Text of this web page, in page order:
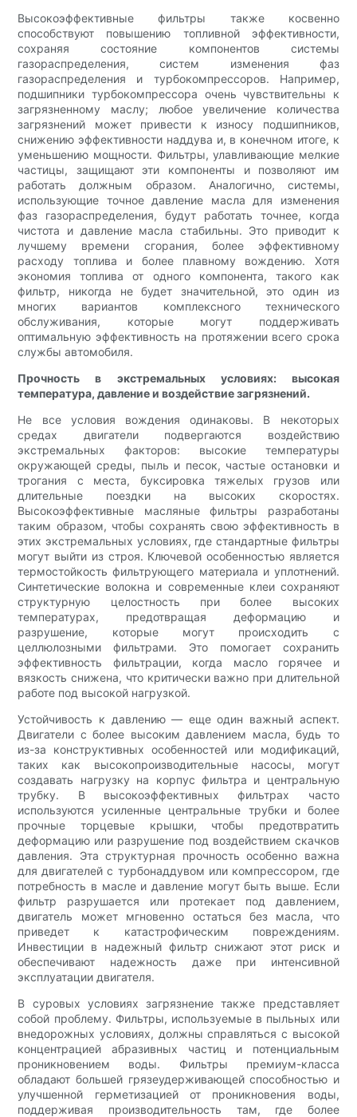
Высокоэффективные фильтры также косвенно
способствуют повышению топливной эффективности,
сохраняя состояние компонентов системы
газораспределения, систем изменения фаз
газораспределения и турбокомпрессоров. Например,
подшипники турбокомпрессора очень чувствительны к
загрязненному маслу; любое увеличение количества
загрязнений может привести к износу подшипников,
снижению эффективности наддува и, в конечном итоге, к
уменьшению мощности. Фильтры, улавливающие мелкие
частицы, защищают эти компоненты и позволяют им
работать должным образом. Аналогично, системы,
использующие точное давление масла для изменения
фаз газораспределения, будут работать точнее, когда
чистота и давление масла стабильны. Это приводит к
лучшему времени сгорания, более эффективному
расходу топлива и более плавному вождению. Хотя
экономия топлива от одного компонента, такого как
фильтр, никогда не будет значительной, это один из
многих вариантов комплексного технического
обслуживания, которые могут поддерживать
оптимальную эффективность на протяжении всего срока
службы автомобиля.
Прочность в экстремальных условиях: высокая
температура, давление и воздействие загрязнений.
Не все условия вождения одинаковы. В некоторых
средах двигатели подвергаются воздействию
экстремальных факторов: высокие температуры
окружающей среды, пыль и песок, частые остановки и
трогания с места, буксировка тяжелых грузов или
длительные поездки на высоких скоростях.
Высокоэффективные масляные фильтры разработаны
таким образом, чтобы сохранять свою эффективность в
этих экстремальных условиях, где стандартные фильтры
могут выйти из строя. Ключевой особенностью является
термостойкость фильтрующего материала и уплотнений.
Синтетические волокна и современные клеи сохраняют
структурную целостность при более высоких
температурах, предотвращая деформацию и
разрушение, которые могут происходить с
целлюлозными фильтрами. Это помогает сохранить
эффективность фильтрации, когда масло горячее и
вязкость снижена, что критически важно при длительной
работе под высокой нагрузкой.
Устойчивость к давлению — еще один важный аспект.
Двигатели с более высоким давлением масла, будь то
из-за конструктивных особенностей или модификаций,
таких как высокопроизводительные насосы, могут
создавать нагрузку на корпус фильтра и центральную
трубку. В высокоэффективных фильтрах часто
используются усиленные центральные трубки и более
прочные торцевые крышки, чтобы предотвратить
деформацию или разрушение под воздействием скачков
давления. Эта структурная прочность особенно важна
для двигателей с турбонаддувом или компрессором, где
потребность в масле и давление могут быть выше. Если
фильтр разрушается или протекает под давлением,
двигатель может мгновенно остаться без масла, что
приведет к катастрофическим повреждениям.
Инвестиции в надежный фильтр снижают этот риск и
обеспечивают надежность даже при интенсивной
эксплуатации двигателя.
В суровых условиях загрязнение также представляет
собой проблему. Фильтры, используемые в пыльных или
внедорожных условиях, должны справляться с высокой
концентрацией абразивных частиц и потенциальным
проникновением воды. Фильтры премиум-класса
обладают большей грязеудерживающей способностью и
улучшенной герметизацией от проникновения воды,
поддерживая производительность там, где более